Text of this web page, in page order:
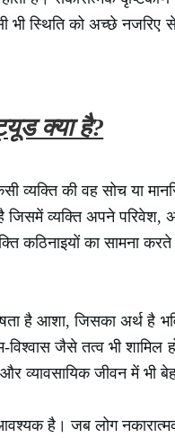
भी स्थिति को अच्छे
क्या है?
व्यक्ति की वह सोच या
व्यक्ति अपने परिवेश,
कठिनाइयों का सामना
है आशा, जिसका अर्थ है
जैसे तत्व भी शामिल
व्यावसायिक जीवन में भी
है। जब लोग